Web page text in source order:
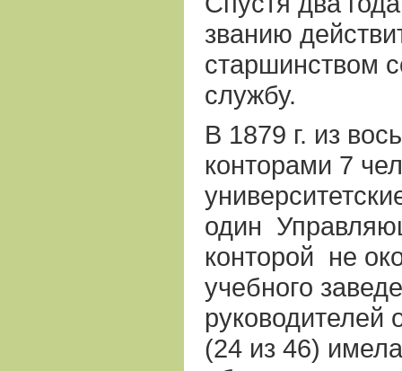
званию
старшинством
службу.
В 1879 г. из
конторами 7
один
конторой не
учебного
руководителей
(24 из 46)